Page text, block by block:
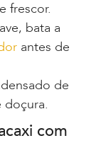
frescor.
bata a
antes de
de
doçura.
com